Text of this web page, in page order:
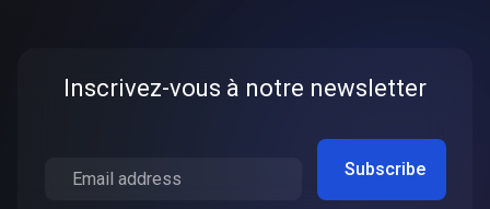
Inscrivez-vous à notre newsletter